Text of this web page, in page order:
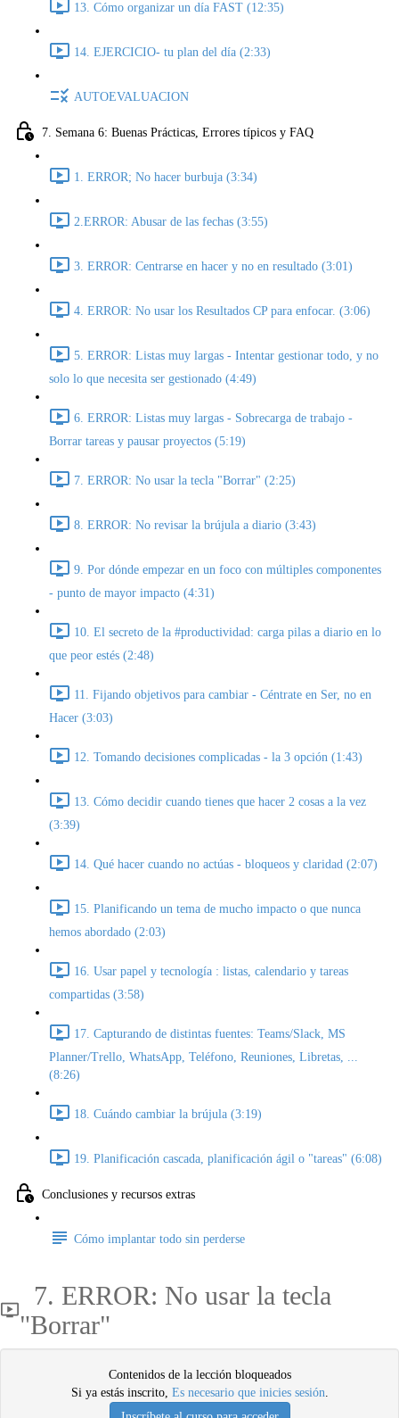
13. Cómo organizar un día FAST (12:35)
14. EJERCICIO- tu plan del día (2:33)
AUTOEVALUACION
7. Semana 6: Buenas Prácticas, Errores típicos y FAQ
1. ERROR; No hacer burbuja (3:34)
2.ERROR: Abusar de las fechas (3:55)
3. ERROR: Centrarse en hacer y no en resultado (3:01)
4. ERROR: No usar los Resultados CP para enfocar. (3:06)
5. ERROR: Listas muy largas - Intentar gestionar todo, y no
solo lo que necesita ser gestionado (4:49)
6. ERROR: Listas muy largas - Sobrecarga de trabajo -
Borrar tareas y pausar proyectos (5:19)
7. ERROR: No usar la tecla "Borrar" (2:25)
8. ERROR: No revisar la brújula a diario (3:43)
9. Por dónde empezar en un foco con múltiples componentes
- punto de mayor impacto (4:31)
10. El secreto de la #productividad: carga pilas a diario en lo
que peor estés (2:48)
11. Fijando objetivos para cambiar - Céntrate en Ser, no en
Hacer (3:03)
12. Tomando decisiones complicadas - la 3 opción (1:43)
13. Cómo decidir cuando tienes que hacer 2 cosas a la vez
(3:39)
14. Qué hacer cuando no actúas - bloqueos y claridad (2:07)
15. Planificando un tema de mucho impacto o que nunca
hemos abordado (2:03)
16. Usar papel y tecnología : listas, calendario y tareas
compartidas (3:58)
17. Capturando de distintas fuentes: Teams/Slack, MS
Planner/Trello, WhatsApp, Teléfono, Reuniones, Libretas, ...
(8:26)
18. Cuándo cambiar la brújula (3:19)
19. Planificación cascada, planificación ágil o "tareas" (6:08)
Conclusiones y recursos extras
Cómo implantar todo sin perderse
7. ERROR: No usar la tecla
"Borrar"
Contenidos de la lección bloqueados
Si ya estás inscrito, Es necesario que inicies sesión.